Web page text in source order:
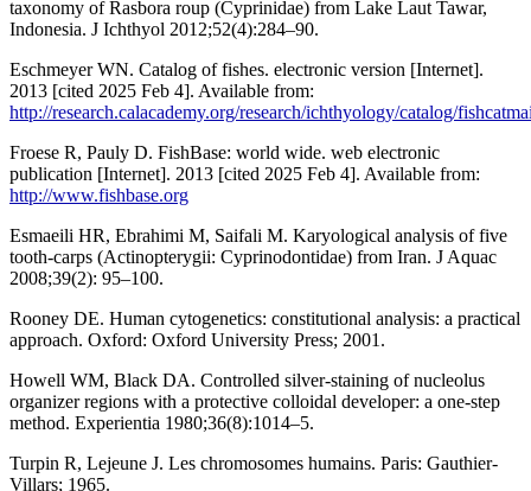
taxonomy of Rasbora roup (Cyprinidae) from Lake Laut Tawar,
Indonesia. J Ichthyol 2012;52(4):284–90.
Eschmeyer WN. Catalog of fishes. electronic version [Internet].
2013 [cited 2025 Feb 4]. Available from:
http://research.calacademy.org/research/ichthyology/catalog/
Froese R, Pauly D. FishBase: world wide. web electronic
publication [Internet]. 2013 [cited 2025 Feb 4]. Available from:
http://www.fishbase.org
Esmaeili HR, Ebrahimi M, Saifali M. Karyological analysis of five
tooth-carps (Actinopterygii: Cyprinodontidae) from Iran. J Aquac
2008;39(2): 95–100.
Rooney DE. Human cytogenetics: constitutional analysis: a practical
approach. Oxford: Oxford University Press; 2001.
Howell WM, Black DA. Controlled silver-staining of nucleolus
organizer regions with a protective colloidal developer: a one-step
method. Experientia 1980;36(8):1014–5.
Turpin R, Lejeune J. Les chromosomes humains. Paris: Gauthier-
Villars; 1965.